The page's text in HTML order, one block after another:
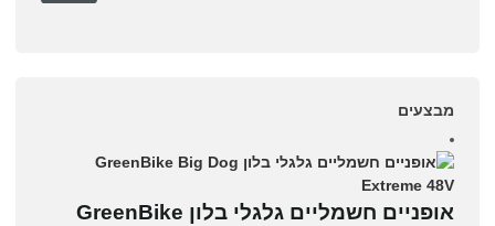
מבצעים
אופניים חשמליים גלגלי בלון GreenBike